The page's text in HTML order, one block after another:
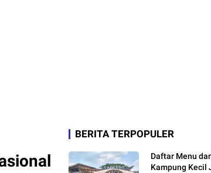
BERITA TERPOPULER
Daftar Menu
Kampung Kecil